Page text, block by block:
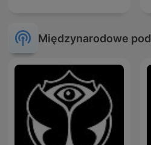
Międzynarodowe